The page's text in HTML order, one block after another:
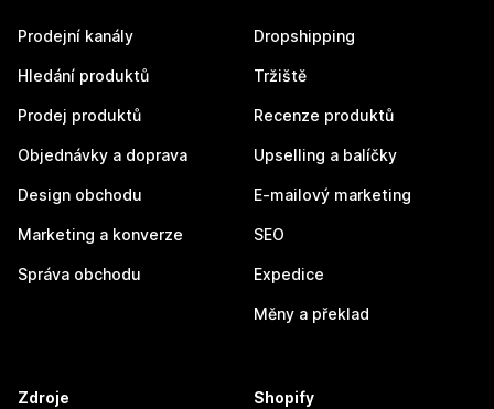
Prodejní kanály
Hledání produktů
Prodej produktů
Objednávky a doprava
Design obchodu
Marketing a konverze
Správa obchodu
Dropshipping
Tržiště
Recenze produktů
Upselling a balíčky
E-mailový marketing
SEO
Expedice
Měny a překlad
Zdroje Shopify